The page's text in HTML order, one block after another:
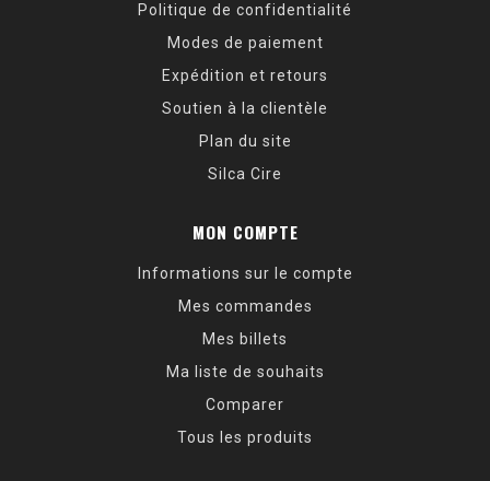
Politique de confidentialité
Modes de paiement
Expédition et retours
Soutien à la clientèle
Plan du site
Silca Cire
MON COMPTE
Informations sur le compte
Mes commandes
Mes billets
Ma liste de souhaits
Comparer
Tous les produits